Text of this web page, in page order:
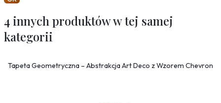
4 innych produktów w tej samej
kategorii
Tapeta Geometryczna – Abstrakcja Art Deco z Wzorem Chevron